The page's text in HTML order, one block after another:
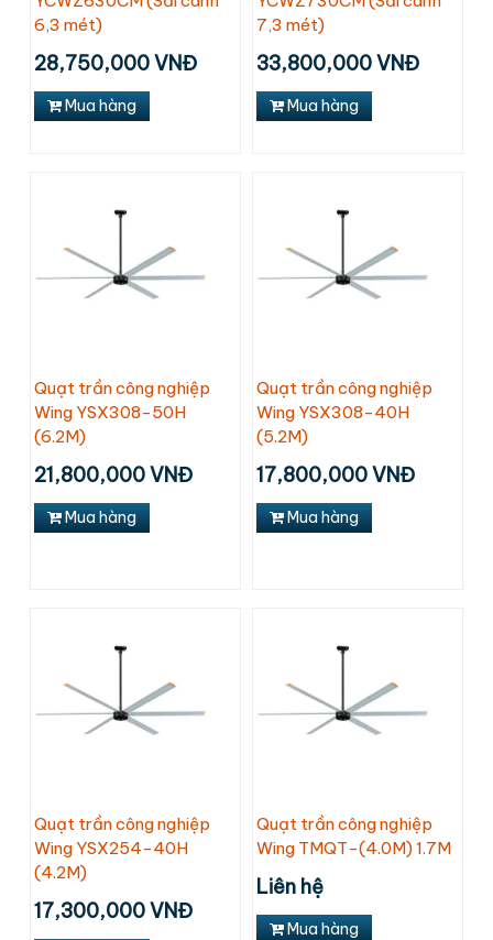
6,3 mét)
28,750,000 VNĐ
Mua hàng
7,3 mét)
33,800,000 VNĐ
Mua hàng
Quạt trần công nghiệp
Wing YSX308-50H
(6.2M)
21,800,000 VNĐ
Mua hàng
Quạt trần công nghiệp
Wing YSX308-40H
(5.2M)
17,800,000 VNĐ
Mua hàng
Quạt trần công nghiệp
Wing YSX254-40H
(4.2M)
17,300,000 VNĐ
Quạt trần công nghiệp
Wing TMQT-(4.0M) 1.7M
Liên hệ
Mua hàng